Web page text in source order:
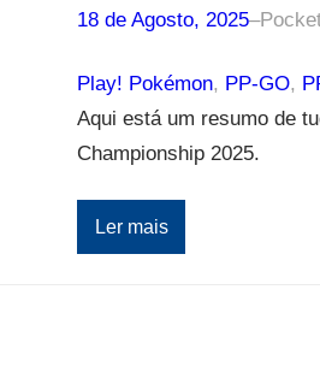
18 de Agosto, 2025–
Play! Pokémon, PP-GO,
Aqui está um resumo de
Championship 2025.
Ler mais